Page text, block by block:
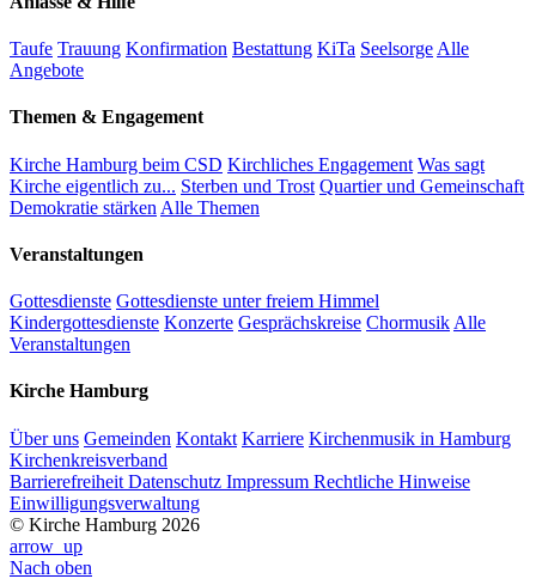
Taufe Trauung Konfirmation Bestattung KiTa Seelsorge Alle
Angebote
Themen & Engagement
Kirche Hamburg beim CSD Kirchliches Engagement Was sagt
Kirche eigentlich zu... Sterben und Trost Quartier und Gemeinschaft
Demokratie stärken Alle Themen
Veranstaltungen
Gottesdienste Gottesdienste unter freiem Himmel
Kindergottesdienste Konzerte Gesprächskreise Chormusik Alle
Veranstaltungen
Kirche Hamburg
Über uns Gemeinden Kontakt Karriere Kirchenmusik in Hamburg
Kirchenkreisverband
Barrierefreiheit Datenschutz Impressum Rechtliche Hinweise
Einwilligungsverwaltung
© Kirche Hamburg 2026
arrow_up
Nach oben